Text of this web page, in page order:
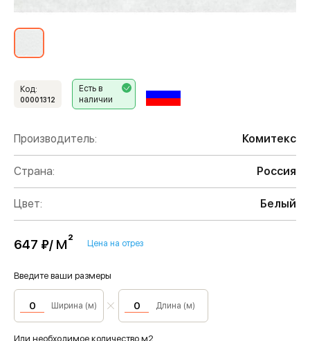
Код:
00001312
Есть в
наличии
Производитель: Комитекс
Страна: Россия
Цвет: Белый
647 ₽/ м² Цена на отрез
Введите ваши размеры
Ширина (м) Длина (м)
Или необходимое количество м2